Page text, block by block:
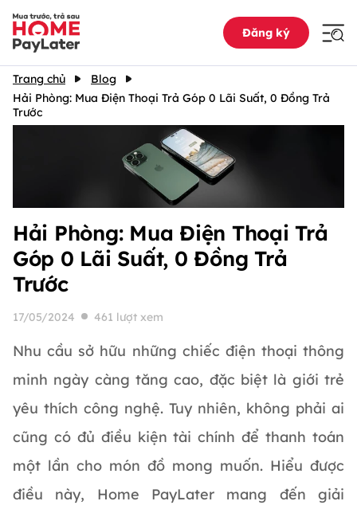
Đăng ký
Trang chủ
Blog
Hải Phòng: Mua Điện Thoại Trả Góp 0 Lãi Suất, 0 Đồng Trả
Trước
Hải Phòng: Mua Điện Thoại Trả
Góp 0 Lãi Suất, 0 Đồng Trả
Trước
17/05/2024 461 lượt xem
Nhu cầu sở hữu những chiếc điện thoại thông
minh ngày càng tăng cao, đặc biệt là giới trẻ
yêu thích công nghệ. Tuy nhiên, không phải ai
cũng có đủ điều kiện tài chính để thanh toán
một lần cho món đồ mong muốn. Hiểu được
điều này, Home PayLater mang đến giải